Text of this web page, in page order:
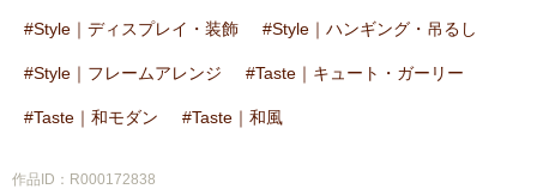
Style｜ディスプレイ・装飾 Style｜ハンギング・吊るし
Style｜フレームアレンジ Taste｜キュート・ガーリー
Taste｜和モダン Taste｜和風
作品ID：R000172838